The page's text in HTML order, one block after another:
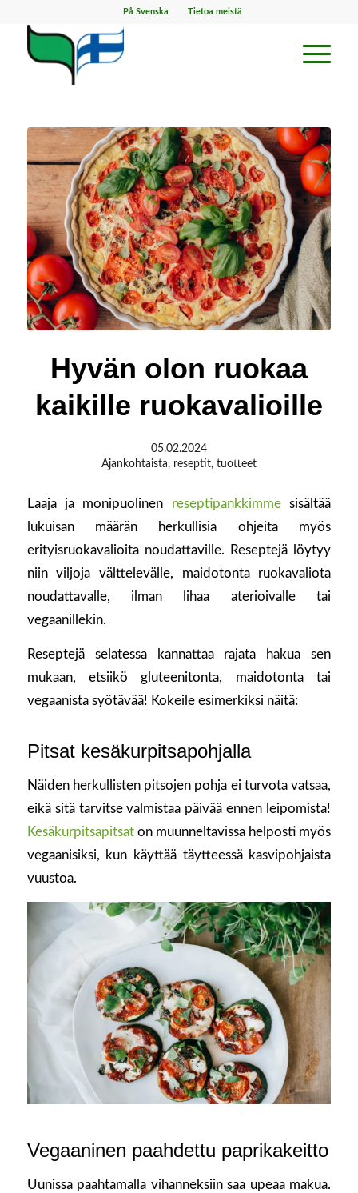
På Svenska Tietoa meistä
Hyvän olon ruokaa
kaikille ruokavalioille
05.02.2024
Ajankohtaista, reseptit, tuotteet
Laaja ja monipuolinen reseptipankkimmesisältää
lukuisan määrän herkullisia ohjeita myös
erityisruokavalioita noudattaville. Reseptejä löytyy
niin viljoja välttelevälle, maidotonta ruokavaliota
noudattavalle, ilman lihaa aterioivalle tai
vegaanillekin.
Reseptejä selatessa kannattaa rajata hakua sen
mukaan, etsiikö gluteenitonta, maidotonta tai
vegaanista syötävää! Kokeile esimerkiksi näitä:
Pitsat kesäkurpitsapohjalla
Näiden herkullisten pitsojen pohja ei turvota vatsaa,
eikä sitä tarvitse valmistaa päivää ennen leipomista!
Kesäkurpitsapitsaton muunneltavissa helposti myös
vegaanisiksi, kun käyttää täytteessä kasvipohjaista
vuustoa.
Vegaaninen paahdettu paprikakeitto
Uunissa paahtamalla vihanneksiin saa upeaa makua.